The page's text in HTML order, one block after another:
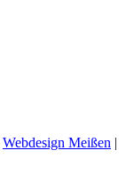
Webdesign Meißen |